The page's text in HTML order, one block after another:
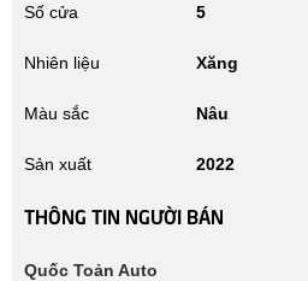
Số cửa 5
Nhiên liệu Xăng
Màu sắc Nâu
Sản xuất 2022
THÔNG TIN NGƯỜI BÁN
Quốc Toản Auto